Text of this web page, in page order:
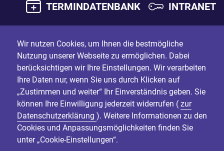
TERMINDATENBANK INTRANET
Wir nutzen Cookies, um Ihnen die bestmögliche
Nutzung unserer Webseite zu ermöglichen. Dabei
berücksichtigen wir Ihre Einstellungen. Wir verarbeiten
Ihre Daten nur, wenn Sie uns durch Klicken auf
„Zustimmen und weiter“ Ihr Einverständnis geben. Sie
können Ihre Einwilligung jederzeit widerrufen ( zur
Datenschutzerklärung ). Weitere Informationen zu den
Cookies und Anpassungsmöglichkeiten finden Sie
unter „Cookie-Einstellungen“.